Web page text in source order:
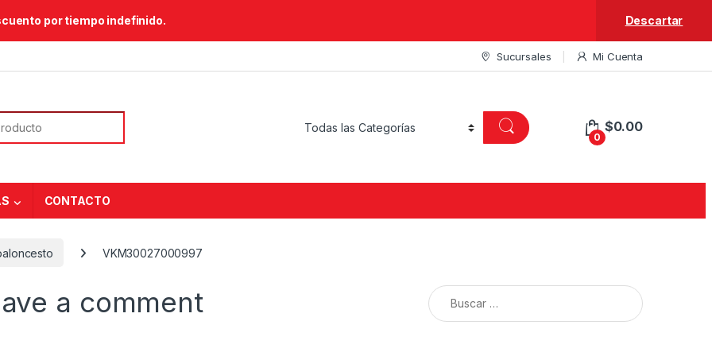
por tiempo indefinido. Descartar
Sucursales Mi Cuenta
0
$0.00
CONTACTO
VKM30027000997
a comment Buscar: